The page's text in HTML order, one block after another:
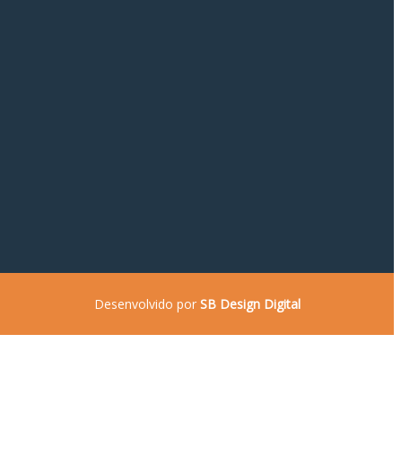
Desenvolvido por SB Design Digital